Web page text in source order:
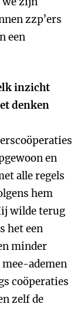
zzp’ers
een
inzicht
denken
en
alle regels
hem
wilde terug
het een
minder
ademen
coöperaties
zelf de